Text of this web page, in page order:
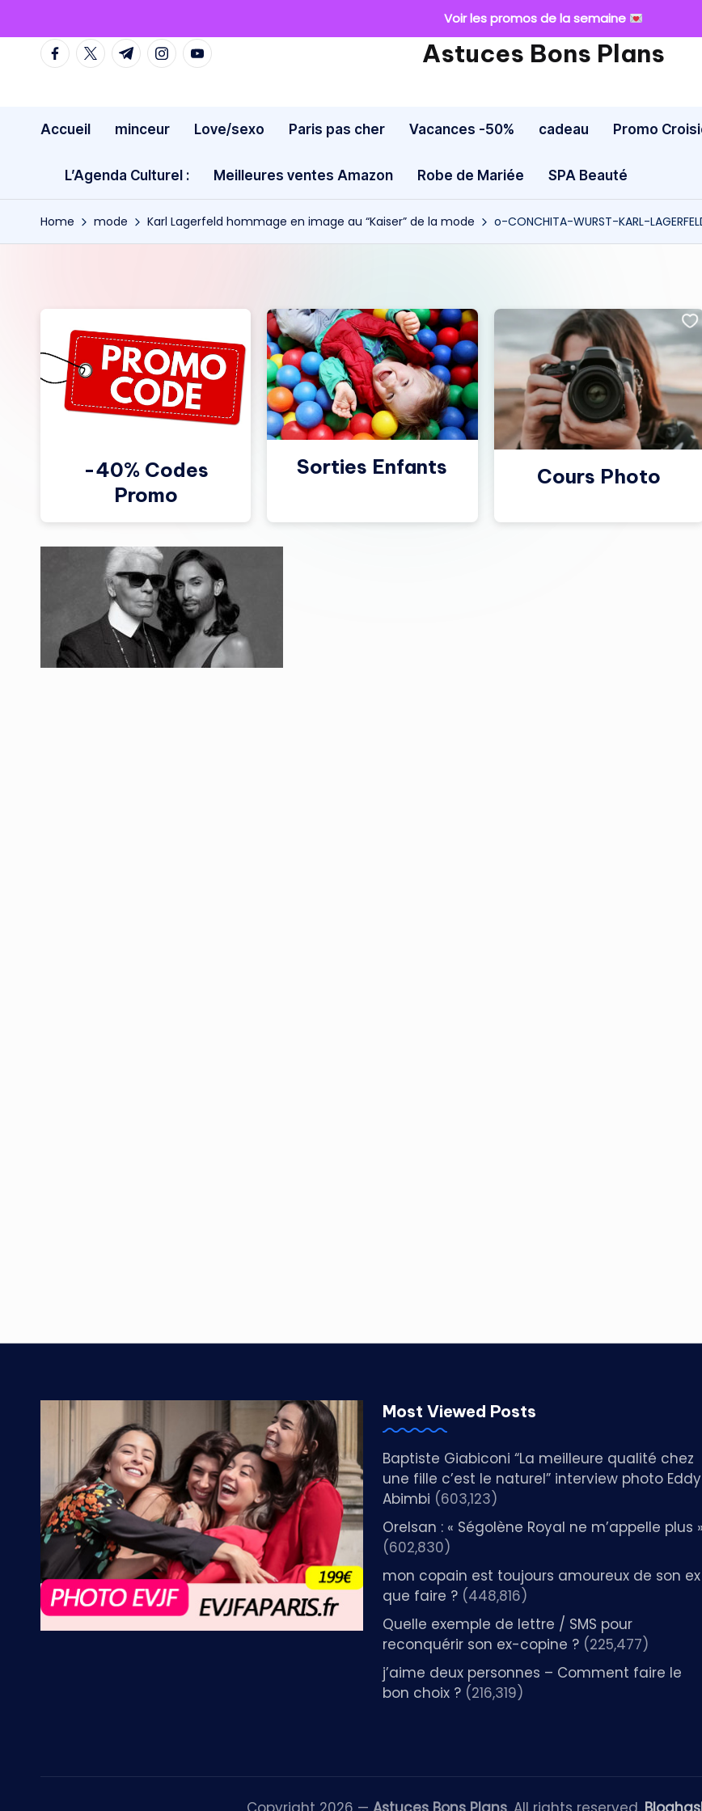
Skip
facebook.com
twitter.com
t.me instagram.com
youtube.com Astuces Bons Plans
Accueil minceur Love/sexo Paris pas cher Vacances -50% cadeau Promo
L’Agenda Culturel : Meilleures ventes Amazon Robe de Mariée SPA Beauté
Home mode Karl Lagerfeld hommage en image au “Kaiser” de la mode o-CONCHITA-WURST-KARL-
-40% Codes
Promo
Sorties Enfants Cours Photo
Most Viewed Posts
Baptiste Giabiconi “La meilleure qualité chez
une fille c’est le naturel” interview photo Eddy
Abimbi (603,123)
Orelsan : « Ségolène Royal ne m’appelle plus »
(602,830)
mon copain est toujours amoureux de son ex
que faire ? (448,816)
Quelle exemple de lettre / SMS pour
reconquérir son ex-copine ? (225,477)
j’aime deux personnes – Comment faire le
bon choix ? (216,319)
Voir les promos de la semaine